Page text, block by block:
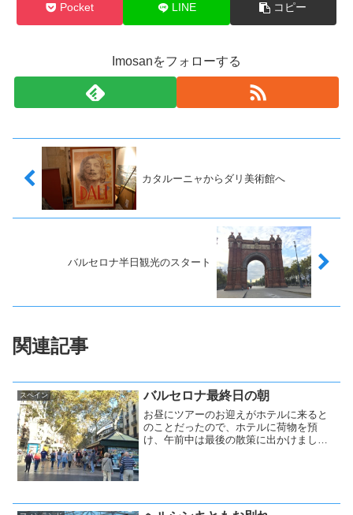
Pocket LINE コピー
Imosanをフォローする
カタルーニャからダリ美術館へ
バルセロナ半日観光のスタート
関連記事
スペイン バルセロナ最終日の朝
お昼にツアーのお迎えがホテルに来ると
のことだったので、ホテルに荷物を預
け、午前中は最後の散策に出かけまし